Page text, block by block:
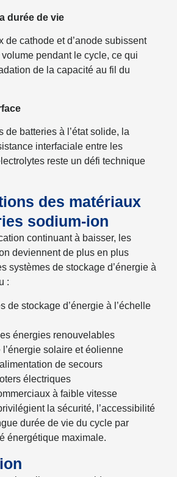
durée de vie
de cathode et d’anode subissent
pendant le cycle, ce qui
de la capacité au fil du
de batteries à l’état solide, la
interfaciale entre les
reste un défi technique
des matériaux
sodium-ion
continuant à baisser, les
deviennent de plus en plus
systèmes de stockage d’énergie à
:
de stockage d’énergie à l’échelle
énergies renouvelables
l’énergie solaire et éolienne
de secours
électriques
à faible vitesse
la sécurité, l’accessibilité
durée de vie du cycle par
énergétique maximale.